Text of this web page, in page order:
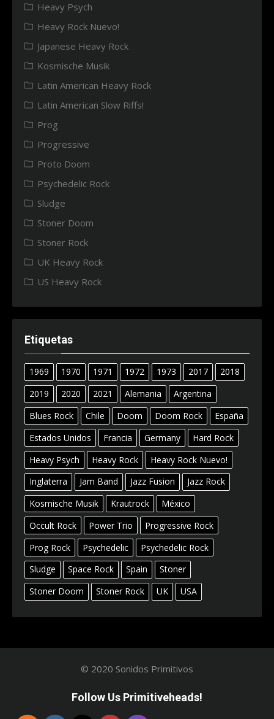
Heavy Psych
Heavy Rock Nuevo!
Japanese Heavy Rock
Kosmische Musik
Latin American Heavy Rock
Latin American Slow Riffs!
Prog
Progressive
Proto Doom
Psychedelic Rock
Sludge
Stoner Doom
Stoner Rock
UK Heavy Rock
US Heavy Rock
Etiquetas
1969 1970 1971 1972 1973 2017
2018
2019
2020 2021 Alemania
Argentina
Blues Rock
Chile Doom Doom Rock
España
Estados Unidos
Francia Germany
Hard Rock
Heavy Psych
Heavy Rock
Heavy Rock Nuevo!
Inglaterra
Jam Band Jazz Fusion
Jazz Rock
Kosmische Musik
Krautrock
México
Occult Rock
Power Trio
Progressive Rock
Prog Rock
Psychedelic
Psychedelic Rock
Sludge
Space Rock Spain
Stoner
Stoner Doom
Stoner Rock UK USA
© 2020 Sonidos Primitivos
Follow Us Primitiveheads!